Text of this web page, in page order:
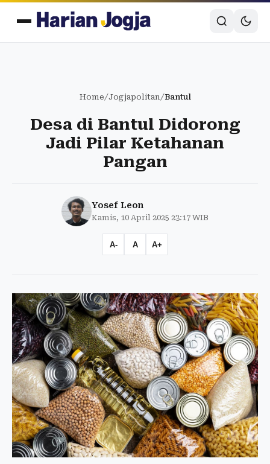
Home/Jogjapolitan/Bantul
Desa di Bantul Didorong
Jadi Pilar Ketahanan
Pangan
Yosef Leon
Kamis, 10 April 2025 23:17 WIB
A- A A+